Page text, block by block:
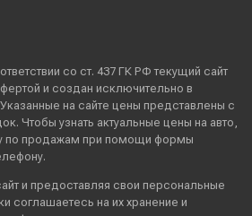
со ст. 437 ГК РФ текущий сайт
и создан исключительно в
на сайте цены представлены с
Чтобы узнать актуальные цены на авто,
по продажам при помощи формы
и предоставляя свои персональные
соглашаетесь на их хранение и